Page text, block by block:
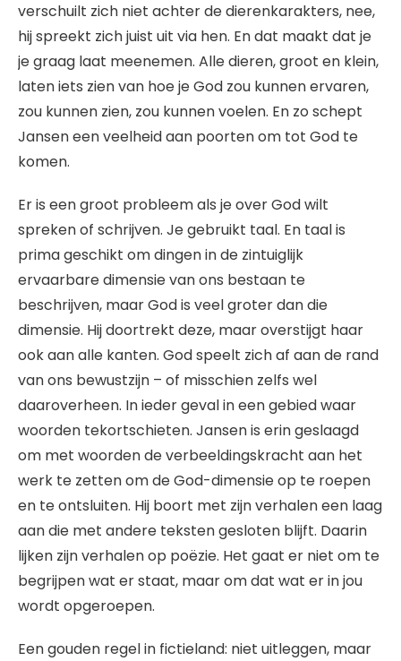
verschuilt zich niet achter de dierenkarakters, nee,
hij spreekt zich juist uit via hen. En dat maakt dat je
je graag laat meenemen. Alle dieren, groot en klein,
laten iets zien van hoe je God zou kunnen ervaren,
zou kunnen zien, zou kunnen voelen. En zo schept
Jansen een veelheid aan poorten om tot God te
komen.
Er is een groot probleem als je over God wilt
spreken of schrijven. Je gebruikt taal. En taal is
prima geschikt om dingen in de zintuiglijk
ervaarbare dimensie van ons bestaan te
beschrijven, maar God is veel groter dan die
dimensie. Hij doortrekt deze, maar overstijgt haar
ook aan alle kanten. God speelt zich af aan de rand
van ons bewustzijn – of misschien zelfs wel
daaroverheen. In ieder geval in een gebied waar
woorden tekortschieten. Jansen is erin geslaagd
om met woorden de verbeeldingskracht aan het
werk te zetten om de God-dimensie op te roepen
en te ontsluiten. Hij boort met zijn verhalen een laag
aan die met andere teksten gesloten blijft. Daarin
lijken zijn verhalen op poëzie. Het gaat er niet om te
begrijpen wat er staat, maar om dat wat er in jou
wordt opgeroepen.
Een gouden regel in fictieland: niet uitleggen, maar